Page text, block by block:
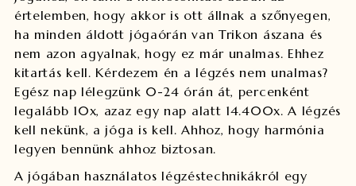
értelemben, hogy akkor is ott állnak a szőnyegen,
ha minden áldott jógaórán van Trikon ászana és
nem azon agyalnak, hogy ez már unalmas. Ehhez
kitartás kell. Kérdezem én a légzés nem unalmas?
Egész nap lélegzünk 0-24 órán át, percenként
legalább 10x, azaz egy nap alatt 14.400x. A légzés
kell nekünk, a jóga is kell. Ahhoz, hogy harmónia
legyen bennünk ahhoz biztosan.
A jógában használatos légzéstechnikákról egy